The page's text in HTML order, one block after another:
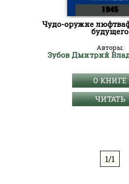
Чудо-оружие
будущего
Авторы:
Зубов Дмитрий
О КНИГЕ
ЧИТАТЬ
1/1